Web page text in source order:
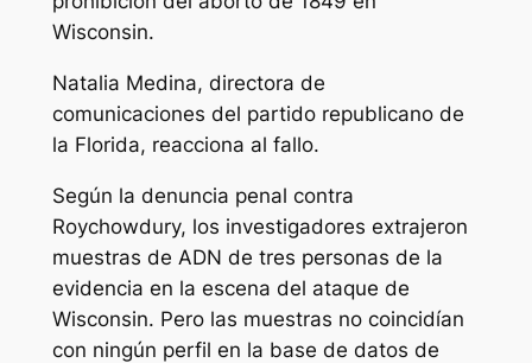
Wisconsin.
Natalia Medina, directora de
comunicaciones del partido republicano de
la Florida, reacciona al fallo.
Según la denuncia penal contra
Roychowdury, los investigadores extrajeron
muestras de ADN de tres personas de la
evidencia en la escena del ataque de
Wisconsin. Pero las muestras no coincidían
con ningún perfil en la base de datos de